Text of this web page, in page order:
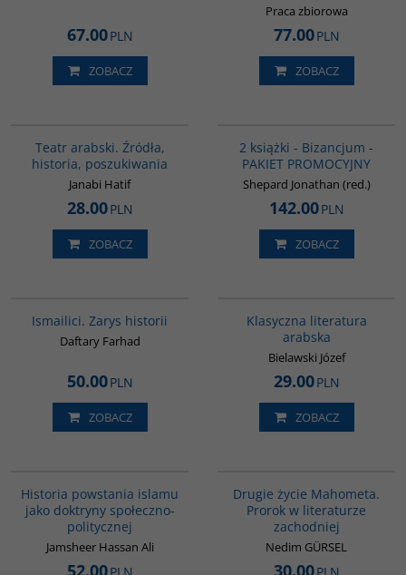
67.00PLN
ZOBACZ
Praca zbiorowa
77.00PLN
ZOBACZ
Teatr arabski. Źródła,
historia, poszukiwania
Janabi Hatif
28.00PLN
ZOBACZ
2 książki - Bizancjum -
PAKIET PROMOCYJNY
Shepard Jonathan (red.)
142.00PLN
ZOBACZ
Ismailici. Zarys historii
Daftary Farhad
50.00PLN
ZOBACZ
Klasyczna literatura
arabska
Bielawski Józef
29.00PLN
ZOBACZ
Historia powstania islamu
jako doktryny społeczno-
politycznej
Jamsheer Hassan Ali
52.00
Drugie życie Mahometa.
Prorok w literaturze
zachodniej
Nedim GÜRSEL
30.00